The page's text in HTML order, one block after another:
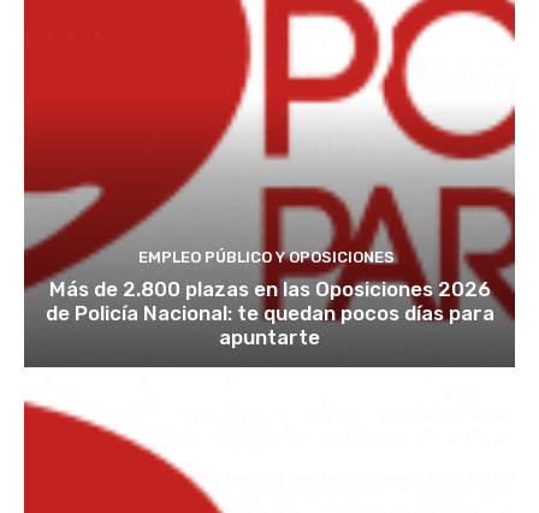
EMPLEO PÚBLICO Y OPOSICIONES
Más de 2.800 plazas en las Oposiciones 2026
de Policía Nacional: te quedan pocos días para
apuntarte